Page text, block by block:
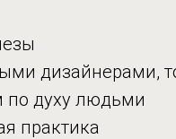
дизайнерами,
по духу людьми
практика